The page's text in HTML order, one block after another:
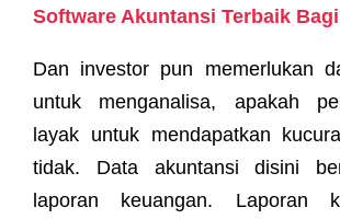
Software Akuntansi Terbaik
Dan investor pun memerlukan
untuk menganalisa, apakah
layak untuk mendapatkan
tidak. Data akuntansi disini
laporan keuangan. Laporan